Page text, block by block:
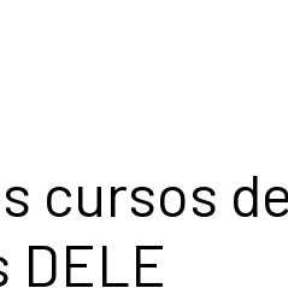
cursos
DELE